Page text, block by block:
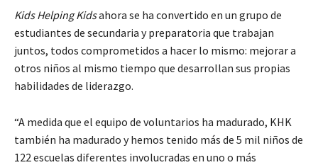
Kids Helping Kidsahora se ha convertido en un grupo de
estudiantes de secundaria y preparatoria que trabajan
juntos, todos comprometidos a hacer lo mismo: mejorar a
otros niños al mismo tiempo que desarrollan sus propias
habilidades de liderazgo.
“A medida que el equipo de voluntarios ha madurado, KHK
también ha madurado y hemos tenido más de 5 mil niños de
122 escuelas diferentes involucradas en uno o más